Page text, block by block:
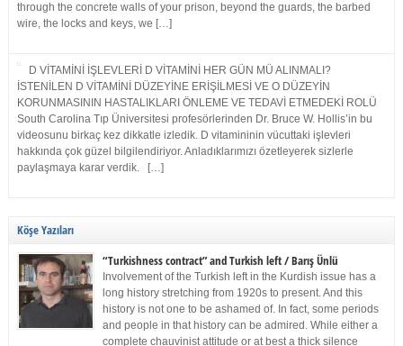
through the concrete walls of your prison, beyond the guards, the barbed
wire, the locks and keys, we […]
D VİTAMİNİ İŞLEVLERİ D VİTAMİNİ HER GÜN MÜ ALINMALI?
İSTENİLEN D VİTAMİNİ DÜZEYİNE ERİŞİLMESİ VE O DÜZEYİN
KORUNMASININ HASTALIKLARI ÖNLEME VE TEDAVİ ETMEDEKİ ROLÜ
South Carolina Tıp Üniversitesi profesörlerinden Dr. Bruce W. Hollis’in bu
videosunu birkaç kez dikkatle izledik. D vitamininin vücuttaki işlevleri
hakkında çok güzel bilgilendiriyor. Anladıklarımızı özetleyerek sizlerle
paylaşmaya karar verdik. […]
Köşe Yazıları
“Turkishness contract” and Turkish left / Barış Ünlü
Involvement of the Turkish left in the Kurdish issue has a
long history stretching from 1920s to present. And this
history is not one to be ashamed of. In fact, some periods
and people in that history can be admired. While either a
complete chauvinist attitude or at best a thick silence